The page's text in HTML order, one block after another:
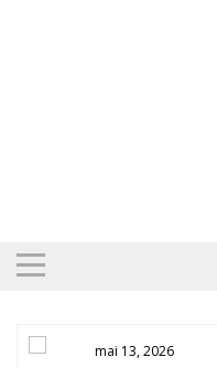
mai 13, 2026